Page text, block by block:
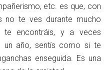
etc. es que, con
no te ves durante mucho
te encontráis, y a veces
un año, sentís como si te
enseguida. Es una